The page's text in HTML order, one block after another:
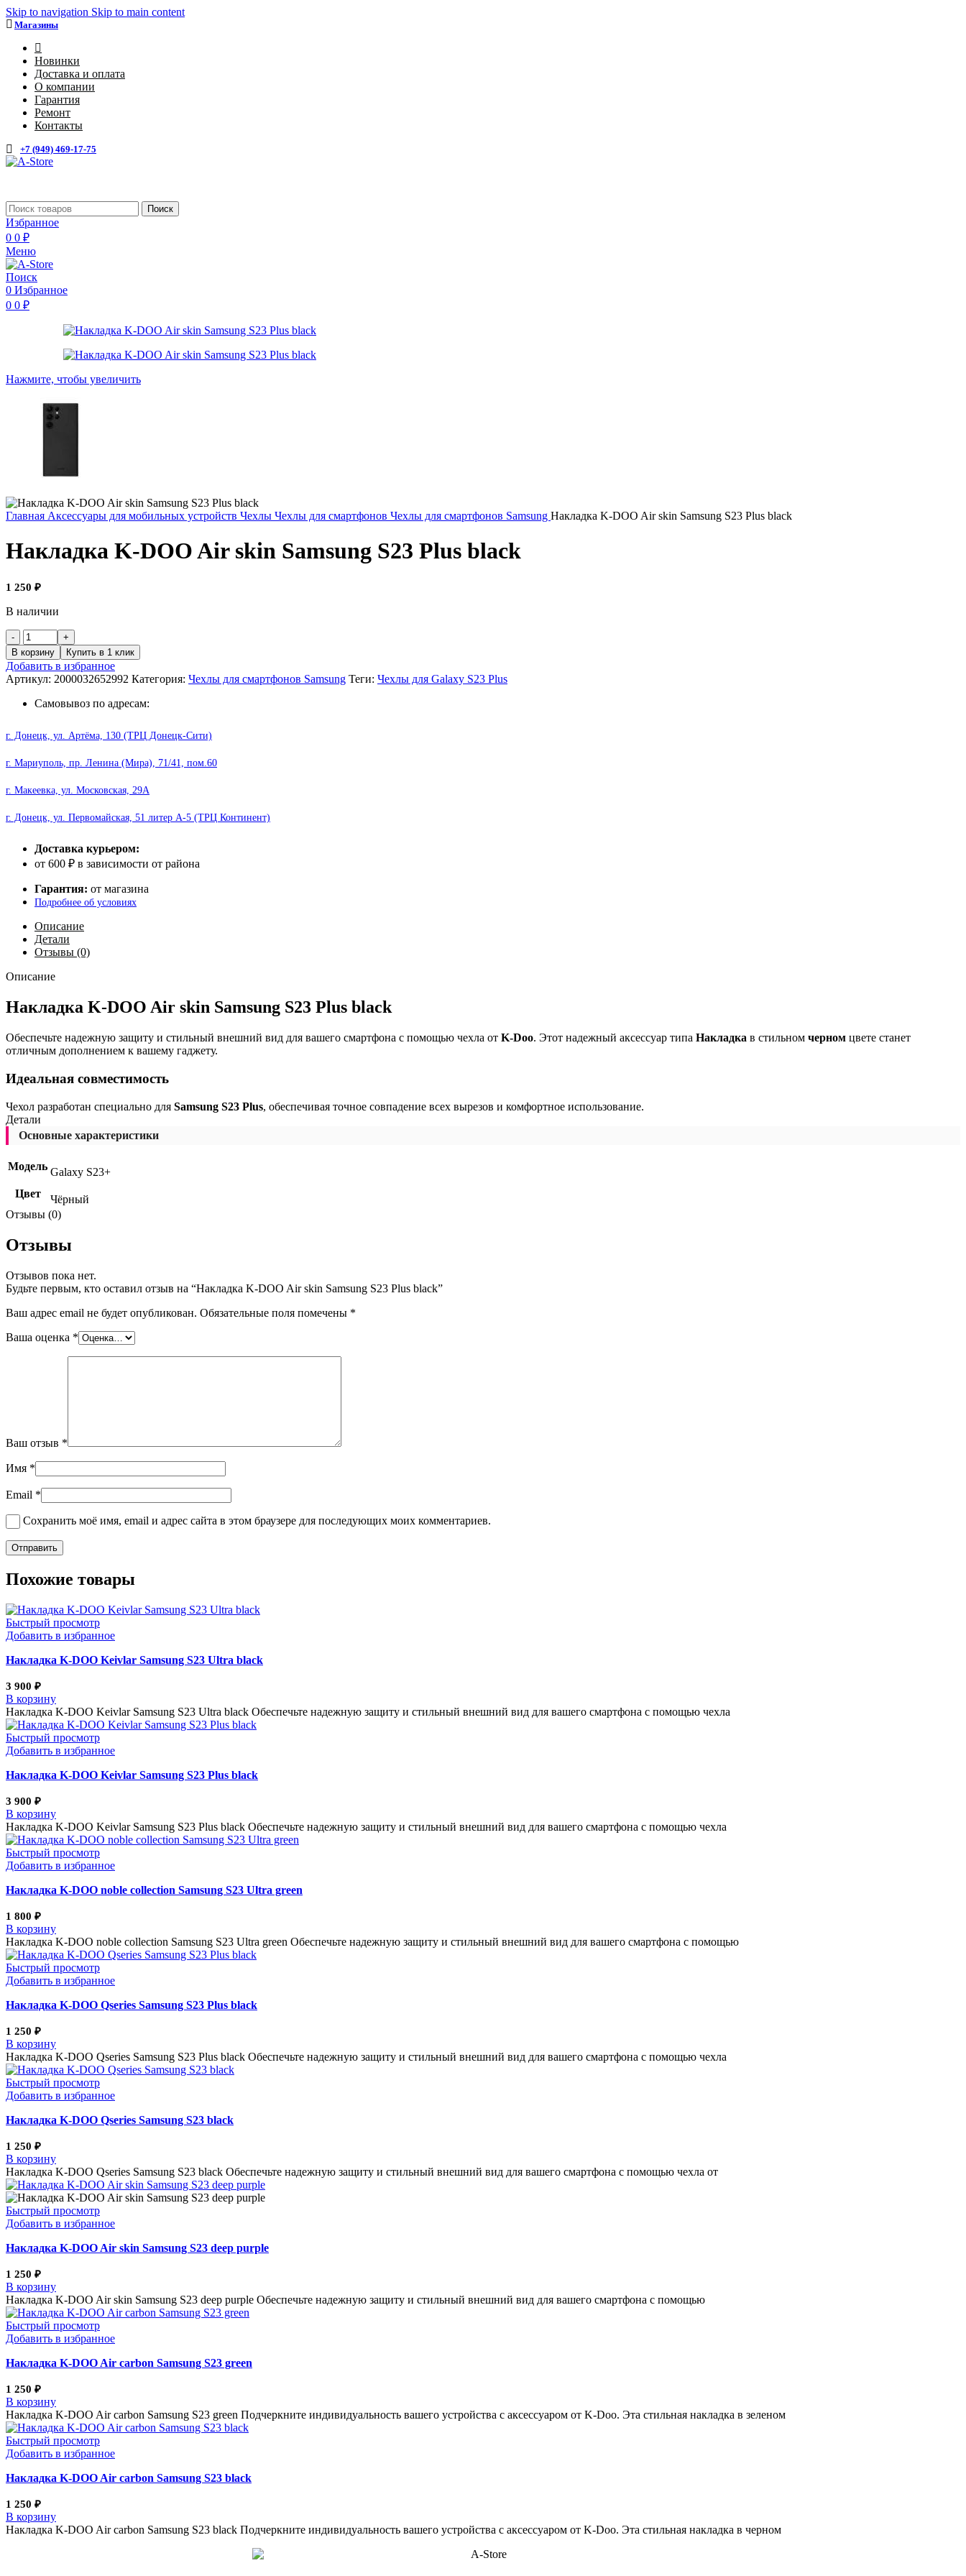
Skip to navigation Skip to main content
Магазины
Новинки
Доставка и оплата
О компании
Гарантия
Ремонт
Контакты
+7 (949) 469-17-75
Поиск
Избранное
0 0 ₽
Меню
Поиск
0 Избранное
0 0 ₽
Нажмите, чтобы увеличить
Главная Аксессуары для мобильных устройств Чехлы Чехлы для смартфонов Чехлы для смартфонов Samsung Накладка K-DOO Air skin Samsung S23 Plus black
Накладка K-DOO Air skin Samsung S23 Plus black
1 250 ₽
В наличии
Количество
товара
Накладка
K-
DOO
Air
S23
black
В корзину Купить в 1 клик
Добавить в избранное
Артикул: 2000032652992 Категория: Чехлы для смартфонов Samsung Теги: Чехлы для Galaxy S23 Plus
Самовывоз по адресам:
г. Донецк, ул. Артёма, 130 (ТРЦ Донецк-Сити)
г. Мариуполь, пр. Ленина (Мира), 71/41, пом.60
г. Макеевка, ул. Московская, 29А
г. Донецк, ул. Первомайская, 51 литер А-5 (ТРЦ Континент)
Доставка курьером:
от 600 ₽ в зависимости от района
Гарантия: от магазина
Подробнее об условиях
Описание
Детали
Отзывы (0)
Описание
Накладка K-DOO Air skin Samsung S23 Plus black
Обеспечьте надежную защиту и стильный внешний вид для вашего смартфона с помощью чехла от K-Doo. Этот надежный аксессуар типа Накладка в стильном черном цвете станет
отличным дополнением к вашему гаджету.
Идеальная совместимость
Чехол разработан специально для Samsung S23 Plus, обеспечивая точное совпадение всех вырезов и комфортное использование.
Детали
Основные характеристики
Модель Galaxy S23+
Цвет
Чёрный
Отзывы (0)
Отзывы
Отзывов пока нет.
Будьте первым, кто оставил отзыв на “Накладка K-DOO Air skin Samsung S23 Plus black”
Ваш адрес email не будет опубликован. Обязательные поля помечены *
Ваша оценка *
Ваш отзыв *
Имя *
Email *
Сохранить моё имя, email и адрес сайта в этом браузере для последующих моих комментариев.
Похожие товары
Быстрый просмотр
Добавить в избранное
Накладка K-DOO Keivlar Samsung S23 Ultra black
3 900 ₽
В корзину
Накладка K-DOO Keivlar Samsung S23 Ultra black Обеспечьте надежную защиту и стильный внешний вид для вашего смартфона с помощью чехла
Быстрый просмотр
Добавить в избранное
Накладка K-DOO Keivlar Samsung S23 Plus black
3 900 ₽
В корзину
Накладка K-DOO Keivlar Samsung S23 Plus black Обеспечьте надежную защиту и стильный внешний вид для вашего смартфона с помощью чехла
Быстрый просмотр
Добавить в избранное
Накладка K-DOO noble collection Samsung S23 Ultra green
1 800 ₽
В корзину
Накладка K-DOO noble collection Samsung S23 Ultra green Обеспечьте надежную защиту и стильный внешний вид для вашего смартфона с помощью
Быстрый просмотр
Добавить в избранное
Накладка K-DOO Qseries Samsung S23 Plus black
1 250 ₽
В корзину
Накладка K-DOO Qseries Samsung S23 Plus black Обеспечьте надежную защиту и стильный внешний вид для вашего смартфона с помощью чехла
Быстрый просмотр
Добавить в избранное
Накладка K-DOO Qseries Samsung S23 black
1 250 ₽
В корзину
Накладка K-DOO Qseries Samsung S23 black Обеспечьте надежную защиту и стильный внешний вид для вашего смартфона с помощью чехла от
Быстрый просмотр
Добавить в избранное
Накладка K-DOO Air skin Samsung S23 deep purple
1 250 ₽
В корзину
Накладка K-DOO Air skin Samsung S23 deep purple Обеспечьте надежную защиту и стильный внешний вид для вашего смартфона с помощью
Быстрый просмотр
Добавить в избранное
Накладка K-DOO Air carbon Samsung S23 green
1 250 ₽
В корзину
Накладка K-DOO Air carbon Samsung S23 green Подчеркните индивидуальность вашего устройства с аксессуаром от K-Doo. Эта стильная накладка в зеленом
Быстрый просмотр
Добавить в избранное
Накладка K-DOO Air carbon Samsung S23 black
1 250 ₽
В корзину
Накладка K-DOO Air carbon Samsung S23 black Подчеркните индивидуальность вашего устройства с аксессуаром от K-Doo. Эта стильная накладка в черном